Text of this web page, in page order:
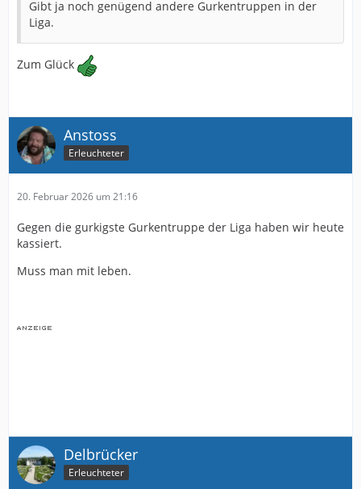
Gibt ja noch genügend andere Gurkentruppen in der
Liga.
Zum Glück
Anstoss
Erleuchteter
20. Februar 2026 um 21:16
Gegen die gurkigste Gurkentruppe der Liga haben wir heute
kassiert.
Muss man mit leben.
Delbrücker
Erleuchteter